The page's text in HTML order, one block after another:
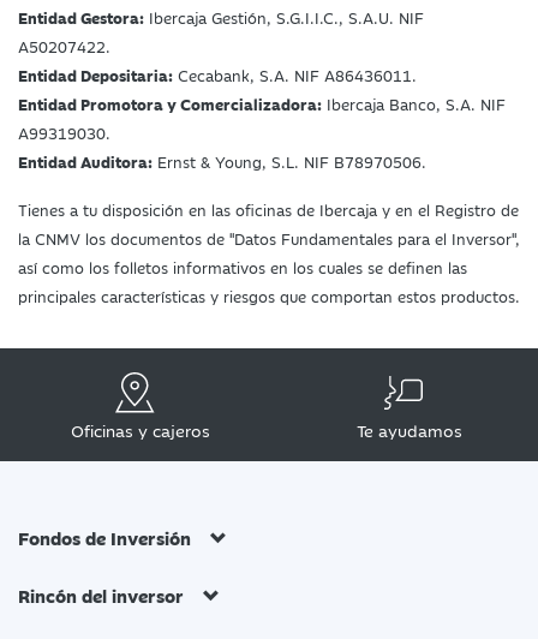
Entidad Gestora: Ibercaja Gestión, S.G.I.I.C., S.A.U. NIF
A50207422.
Entidad Depositaria: Cecabank, S.A. NIF A86436011.
Entidad Promotora y Comercializadora: Ibercaja Banco, S.A. NIF
A99319030.
Entidad Auditora: Ernst & Young, S.L. NIF B78970506.
Tienes a tu disposición en las oficinas de Ibercaja y en el Registro de
la CNMV los documentos de "Datos Fundamentales para el Inversor",
así como los folletos informativos en los cuales se definen las
principales características y riesgos que comportan estos productos.
Oficinas y cajeros Te ayudamos
Fondos de Inversión
Rincón del inversor